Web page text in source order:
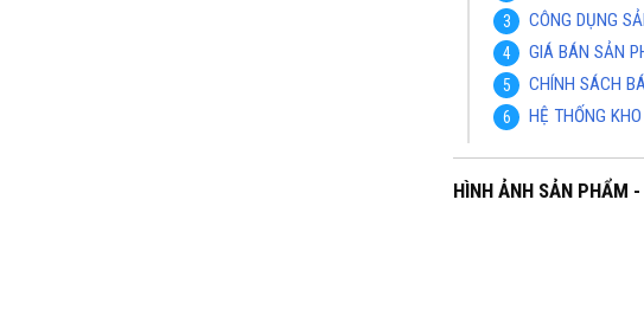
CÔNG DỤNG
GIÁ BÁN SẢN
CHÍNH SÁCH
HỆ THỐNG
HÌNH ẢNH SẢN PHẨM